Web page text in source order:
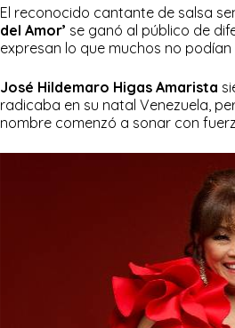
El reconocido cantante de salsa
del Amor’ se ganó al público de
expresan lo que muchos no
José Hildemaro Higas Amarista
radicaba en su natal Venezuela,
nombre comenzó a sonar con